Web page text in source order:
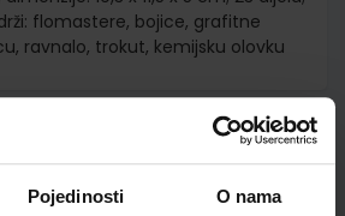
Pojedinosti O nama
flomastere, bojice, grafitne
ravnalo, trokut, kemijsku olovku
589865